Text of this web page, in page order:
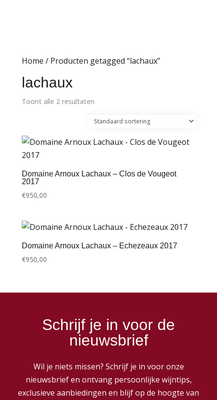
Home / Producten getagged “lachaux”
lachaux
Toont alle 2 resultaten
Domaine Arnoux Lachaux – Clos de Vougeot
2017
€950,00
Domaine Arnoux Lachaux – Echezeaux 2017
€950,00
Schrijf je in voor de
nieuwsbrief
Wil je niets missen? Schrijf je in voor onze
nieuwsbrief en ontvang persoonlijke wijntips,
exclusieve aanbiedingen en blijf op de hoogte van